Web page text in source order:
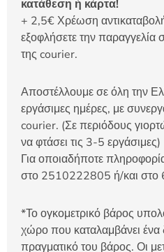
κατάθεση ή κάρτα!
+ 2,5€ Χρέωση
εξοφλήσετε την
της courier.
Αποστέλλουμε σε όλη την
εργάσιμες ημέρες, με
courier. (Σε περιόδους
να φτάσει τις 3-5 εργάσιμες)
Για οποιαδήποτε
στο 2510222805 ή/και
*Το ογκομετρικό βάρος
χώρο που καταλαμβάνει ένα
πραγματικό του βάρος. Οι